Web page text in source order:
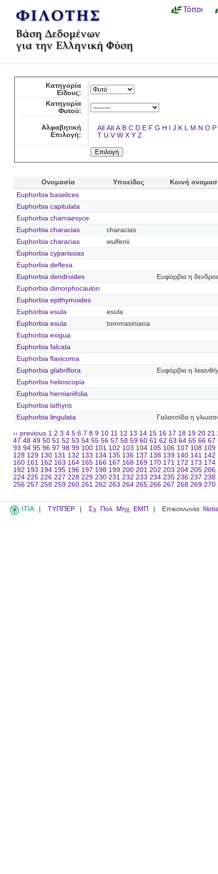
Τόποι
Κατηγορία
Είδους:
Κατηγορία
Φυτού:
Αλφαβητική
Επιλογή:
All All A B C D E F G H I J K L M N O P
T U V W X Y Z
Ονομασία Υποείδος
Κοινή
Euphorbia baselices
Euphorbia capitulata
Euphorbia chamaesyce
Euphorbia characias
characias
Euphorbia characias
wulfenii
Euphorbia cyparissias
Euphorbia deflexa
Euphorbia dendroides
Ευφόρβια η
Euphorbia dimorphocaulon
Euphorbia epithymoides
Euphorbia esula
esula
Euphorbia esula
tommasiniana
Euphorbia exigua
Euphorbia falcata
Euphorbia flavicoma
Euphorbia glabriflora
Ευφόρβια η
Euphorbia helioscopia
Euphorbia herniariifolia
Euphorbia lathyris
Euphorbia lingulata
Γαλατσίδα η
‹‹ previous 1 2 3 4 5 6 7 8 9 10 11 12 13 14 15 16 17 18 19 20 21
47 48 49 50 51 52 53 54 55 56 57 58 59 60 61 62 63 64 65 66 67
93 94 95 96 97 98 99 100 101 102 103 104 105 106 107 108 109
128 129 130 131 132 133 134 135 136 137 138 139 140 141 142
160 161 162 163 164 165 166 167 168 169 170 171 172 173 174
192 193 194 195 196 197 198 199 200 201 202 203 204 205 206
224 225 226 227 228 229 230 231 232 233 234 235 236 237 238
256 257 258 259 260 261 262 263 264 265 266 267 268 269 270
ITIA ΤΥΠΠΕΡ Σχ. Πολ. Μηχ. ΕΜΠ Επικοινωνία: